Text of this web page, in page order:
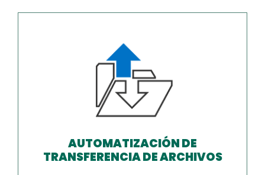
AUTOMATIZACIÓN DE
TRANSFERENCIA DE ARCHIVOS